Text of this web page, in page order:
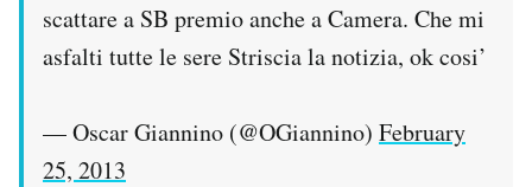
scattare a SB premio anche a Camera. Che mi
asfalti tutte le sere Striscia la notizia, ok cosi’
— Oscar Giannino (@OGiannino) February
25, 2013